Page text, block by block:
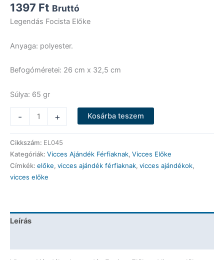
1397 Ft Bruttó
Legendás Focista Előke
Anyaga: polyester.
Befogóméretei: 26 cm x 32,5 cm
Súlya: 65 gr
-
Előke
-
Legendás
Focista
Előke
-
mennyiség
+ Kosárba teszem
Cikkszám: EL045
Kategóriák: Vicces Ajándék Férfiaknak, Vicces Előke
Címkék: előke, vicces ajándék férfiaknak, vicces ajándékok,
vicces előke
Leírás